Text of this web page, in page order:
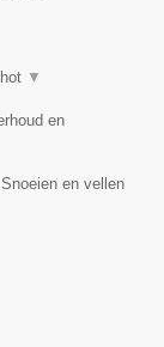
▼
en
en vellen